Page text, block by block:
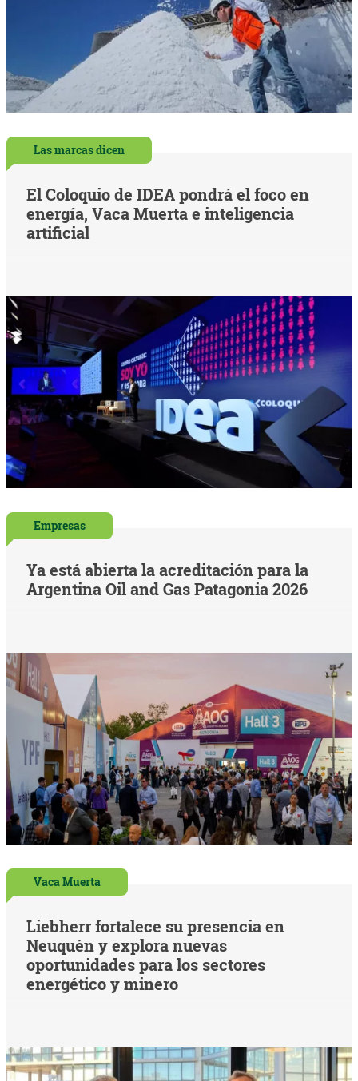
Las marcas dicen
El Coloquio de IDEA pondrá el foco en
energía, Vaca Muerta e inteligencia
artificial
Empresas
Ya está abierta la acreditación para la
Argentina Oil and Gas Patagonia 2026
Vaca Muerta
Liebherr fortalece su presencia en
Neuquén y explora nuevas
oportunidades para los sectores
energético y minero